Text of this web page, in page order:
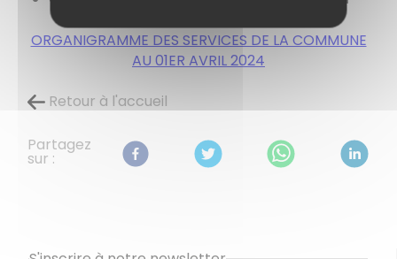
ORGANIGRAMME DES SERVICES DE LA COMMUNE
AU 01ER AVRIL 2024
Retour à l'accueil
Partagez
sur :